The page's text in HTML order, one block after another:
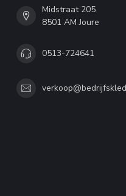
Midstraat 205
8501 AM Joure
0513-724641